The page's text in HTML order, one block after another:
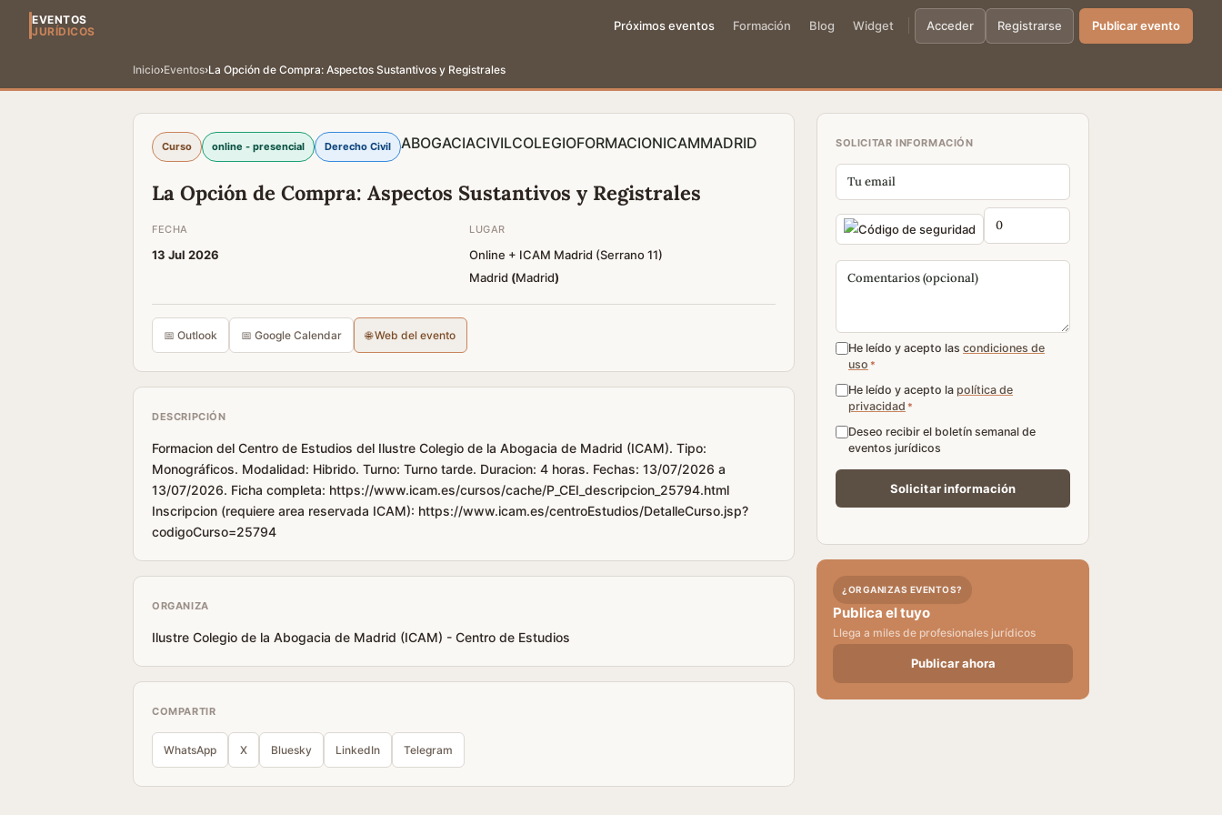
EVENTOS
JURÍDICOS
Próximos eventos Formación Blog Widget Acceder Registrarse Publicar evento
Inicio›Eventos›La Opción de Compra: Aspectos Sustantivos y Registrales
Curso online - presencial Derecho Civil ABOGACIACIVILCOLEGIOFORMACIONICAMMADRID
La Opción de Compra: Aspectos Sustantivos y Registrales
FECHA
13 Jul 2026
LUGAR
Online + ICAM Madrid (Serrano 11)
Madrid (Madrid)
📅 Outlook 📅 Google Calendar 🌐 Web del evento
DESCRIPCIÓN
Formacion del Centro de Estudios del Ilustre Colegio de la Abogacia de Madrid (ICAM). Tipo:
Monográficos. Modalidad: Hibrido. Turno: Turno tarde. Duracion: 4 horas. Fechas: 13/07/2026 a
13/07/2026. Ficha completa: https://www.icam.es/cursos/cache/P_CEI_descripcion_25794.html
Inscripcion (requiere area reservada ICAM): https://www.icam.es/centroEstudios/DetalleCurso.jsp?
codigoCurso=25794
ORGANIZA
Ilustre Colegio de la Abogacia de Madrid (ICAM) - Centro de Estudios
COMPARTIR
WhatsApp X Bluesky LinkedIn Telegram
SOLICITAR INFORMACIÓN
He leído y acepto las condiciones de
uso *
He leído y acepto la política de
privacidad *
Deseo recibir el boletín semanal de
eventos jurídicos
¿ORGANIZAS EVENTOS?
Publica el tuyo
Llega a miles de profesionales jurídicos
Publicar ahora